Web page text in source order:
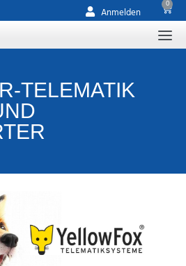
Anmelden
0
TELEMATIK